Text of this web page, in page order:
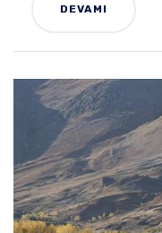
DEVAMI